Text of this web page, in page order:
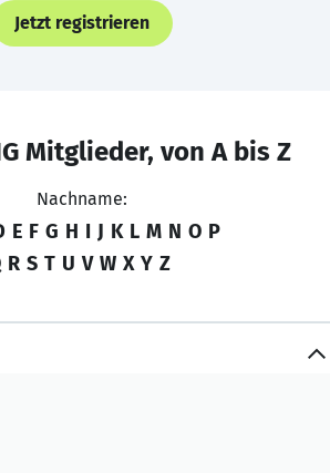
Jetzt registrieren
Mitglieder, von A bis Z
Nachname:
E F G H I J K L M N O P
R S T U V W X Y Z